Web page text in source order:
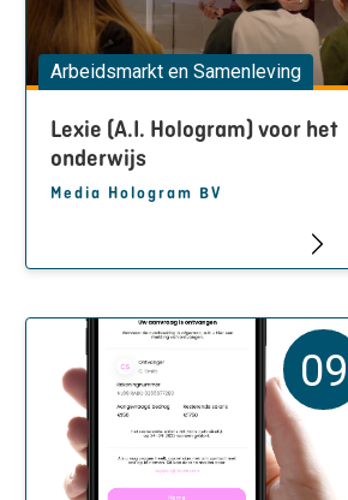
Lexie (A.I. Hologram) voor het
onderwijs
Media Hologram BV
Arbeidsmarkt en Samenleving
09